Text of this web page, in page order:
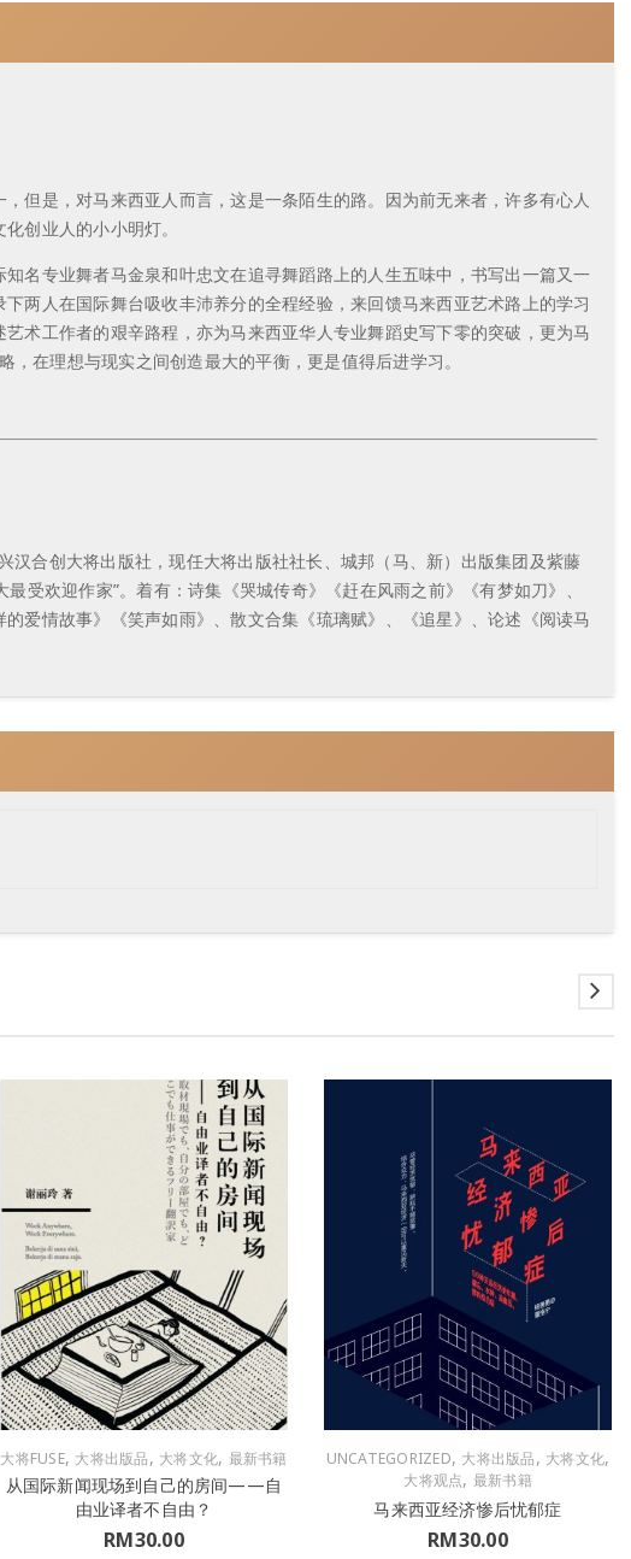
但是，对马来西亚人而言，这是一条陌生的路。因为前无来者，许多有心人
创业人的小小明灯。
名专业舞者马金泉和叶忠文在追寻舞蹈路上的人生五味中，书写出一篇又一
两人在国际舞台吸收丰沛养分的全程经验，来回馈马来西亚艺术路上的学习
术工作者的艰辛路程，亦为马来西亚华人专业舞蹈史写下零的突破，更为马
在理想与现实之间创造最大的平衡，更是值得后进学习。
合创大将出版社，现任大将出版社社长、城邦（马、新）出版集团及紫藤
受欢迎作家”。着有：诗集《哭城传奇》《赶在风雨之前》《有梦如刀》、
爱情故事》《笑声如雨》、散文合集《琉璃赋》、《追星》、论述《阅读马
大将FUSE, 大将出版品, 大将文化, 最新书籍
从国际新闻现场到自己的房间——自
由业译者不自由？
RM30.00
UNCATEGORIZED, 大将出版品, 大将文化,
大将观点, 最新书籍
马来西亚经济惨后忧郁症
RM30.00